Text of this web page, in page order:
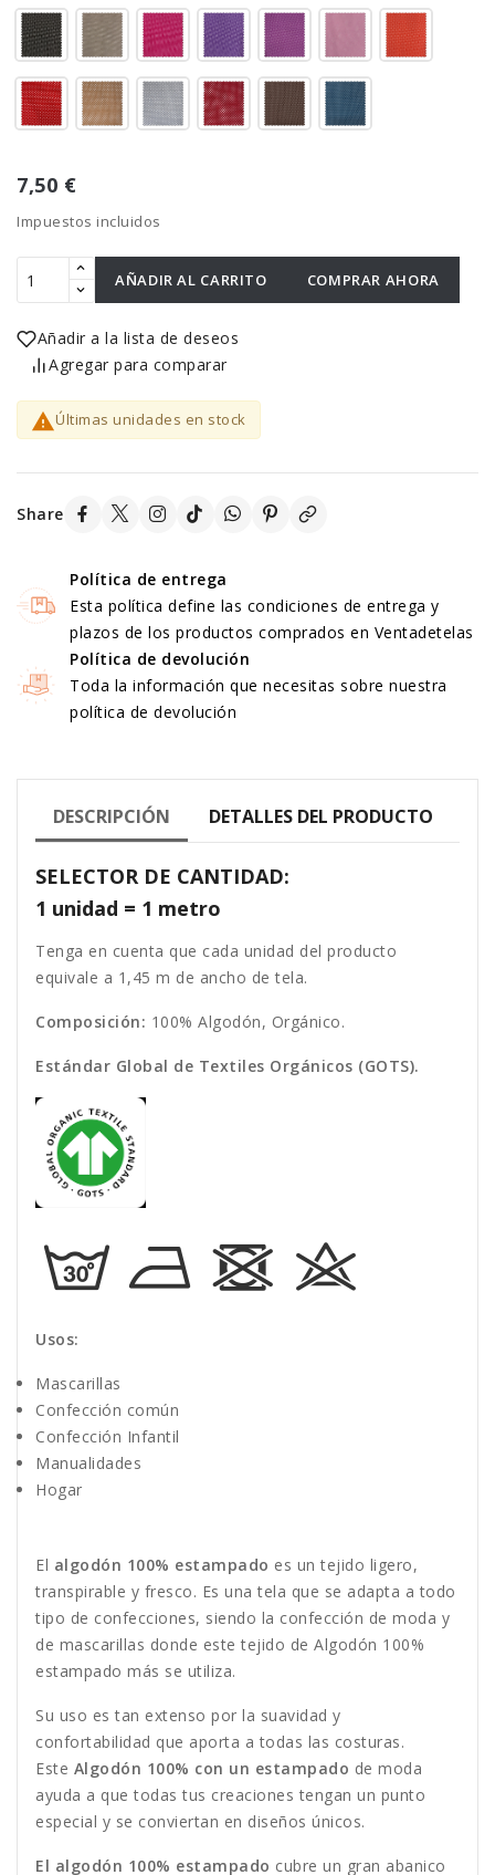
7,50 €
Impuestos incluidos
AÑADIR AL CARRITO COMPRAR AHORA
Añadir a la lista de deseos
Agregar para comparar
Últimas unidades en stock
Share
Política de entrega
Esta política define las condiciones de entrega y
plazos de los productos comprados en Ventadetelas
Política de devolución
Toda la información que necesitas sobre nuestra
política de devolución
DESCRIPCIÓN DETALLES DEL PRODUCTO
SELECTOR DE CANTIDAD:
1 unidad = 1 metro
Tenga en cuenta que cada unidad del producto
equivale a 1,45 m de ancho de tela.
Composición: 100% Algodón, Orgánico.
Estándar Global de Textiles Orgánicos (GOTS).
Usos:
Mascarillas
Confección común
Confección Infantil
Manualidades
Hogar
El algodón 100% estampado es un tejido ligero,
transpirable y fresco. Es una tela que se adapta a todo
tipo de confecciones, siendo la confección de moda y
de mascarillas donde este tejido de Algodón 100%
estampado más se utiliza.
Su uso es tan extenso por la suavidad y
confortabilidad que aporta a todas las costuras.
Este Algodón 100% con un estampado de moda
ayuda a que todas tus creaciones tengan un punto
especial y se conviertan en diseños únicos.
El algodón 100% estampado cubre un gran abanico